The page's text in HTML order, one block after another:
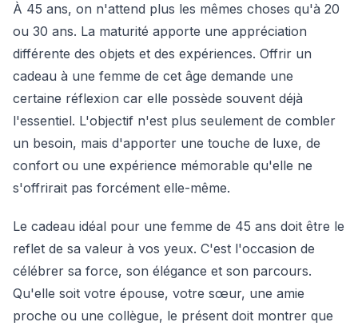
À 45 ans, on n'attend plus les mêmes choses qu'à 20
ou 30 ans. La maturité apporte une appréciation
différente des objets et des expériences. Offrir un
cadeau à une femme de cet âge demande une
certaine réflexion car elle possède souvent déjà
l'essentiel. L'objectif n'est plus seulement de combler
un besoin, mais d'apporter une touche de luxe, de
confort ou une expérience mémorable qu'elle ne
s'offrirait pas forcément elle-même.
Le cadeau idéal pour une femme de 45 ans doit être le
reflet de sa valeur à vos yeux. C'est l'occasion de
célébrer sa force, son élégance et son parcours.
Qu'elle soit votre épouse, votre sœur, une amie
proche ou une collègue, le présent doit montrer que